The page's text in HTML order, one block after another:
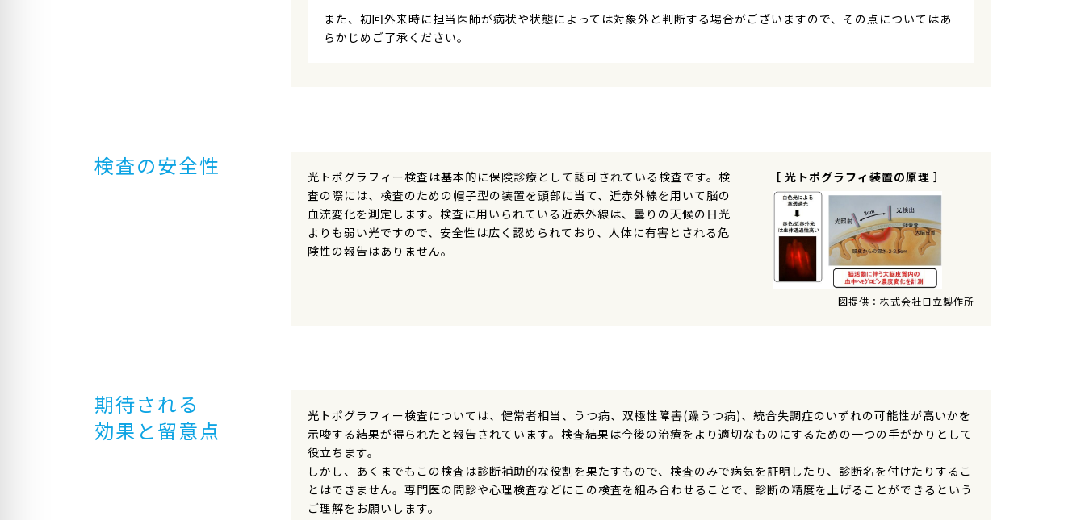
また、初回外来時に担当医師が病状や状態によっては対象外と判断する場合がございますので、その点についてはあ
らかじめご了承ください。
検査の安全性
光トポグラフィー検査は基本的に保険診療として認可されている検査です。検
査の際には、検査のための帽子型の装置を頭部に当て、近赤外線を用いて脳の
血流変化を測定します。検査に用いられている近赤外線は、曇りの天候の日光
よりも弱い光ですので、安全性は広く認められており、人体に有害とされる危
険性の報告はありません。
［ 光トポグラフィ装置の原理 ］
図提供：株式会社日立製作所
期待される
効果と留意点
光トポグラフィー検査については、健常者相当、うつ病、双極性障害(躁うつ病)、統合失調症のいずれの可能性が高いかを
示唆する結果が得られたと報告されています。検査結果は今後の治療をより適切なものにするための一つの手がかりとして
役立ちます。
しかし、あくまでもこの検査は診断補助的な役割を果たすもので、検査のみで病気を証明したり、診断名を付けたりするこ
とはできません。専門医の問診や心理検査などにこの検査を組み合わせることで、診断の精度を上げることができるという
ご理解をお願いします。